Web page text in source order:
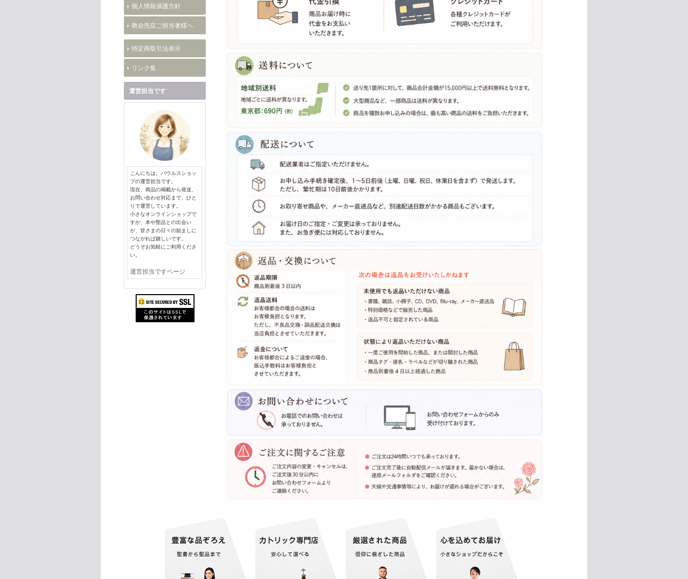
個人情報保護方針
教会売店ご担当者様へ
特定商取引法表示
リンク集
運営担当です
こんにちは。パウルスショッ
プの運営担当です。
現在、商品の掲載から発送、
お問い合わせ対応まで、ひと
りで運営しています。
小さなオンラインショップで
すが、本や聖品との出会い
が、皆さまの日々の励ましに
つながれば嬉しいです。
どうぞお気軽にご利用くださ
い。
運営担当ですページ